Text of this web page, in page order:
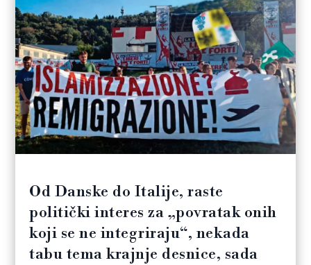
Od Danske do Italije, raste
politički interes za „povratak onih
koji se ne integriraju“, nekada
tabu tema krajnje desnice, sada